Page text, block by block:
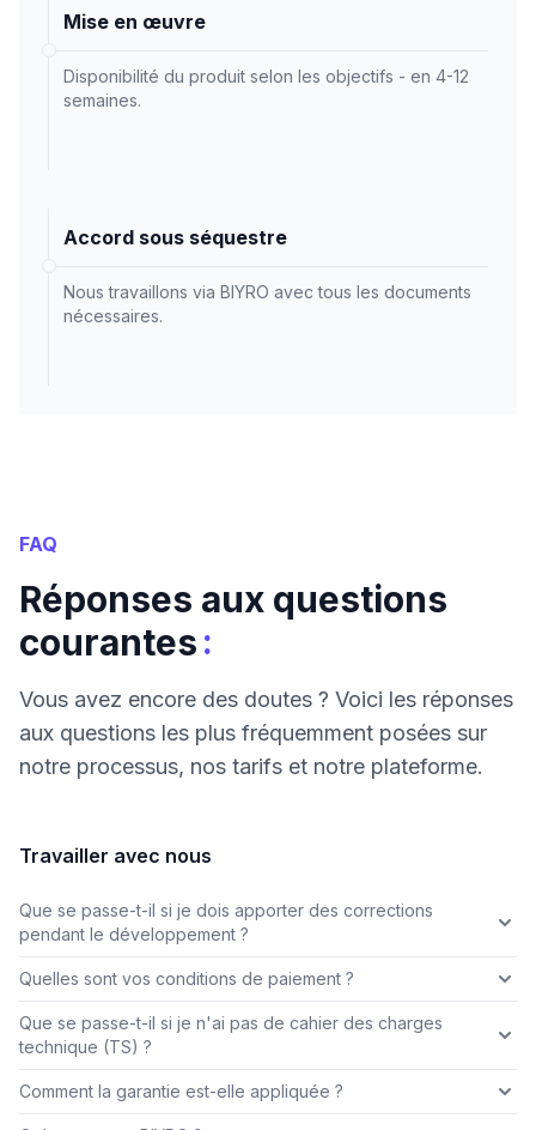
Mise en œuvre
Disponibilité du produit selon les objectifs - en 4-12
semaines.
Accord sous séquestre
Nous travaillons via BIYRO avec tous les documents
nécessaires.
FAQ
Réponses aux questions
courantes:
Vous avez encore des doutes ? Voici les réponses
aux questions les plus fréquemment posées sur
notre processus, nos tarifs et notre plateforme.
Travailler avec nous
Que se passe-t-il si je dois apporter des corrections
pendant le développement ?
Quelles sont vos conditions de paiement ?
Que se passe-t-il si je n'ai pas de cahier des charges
technique (TS) ?
Comment la garantie est-elle appliquée ?